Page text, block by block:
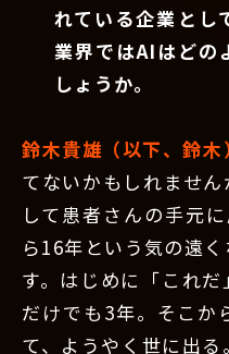
れている企業とし
業界ではAIはどの
しょうか。
鈴木貴雄（以下、鈴木）
てないかもしれませ
して患者さんの手元
ら16年という気の遠
す。はじめに「これ
だけでも3年。そこか
て、ようやく世に出